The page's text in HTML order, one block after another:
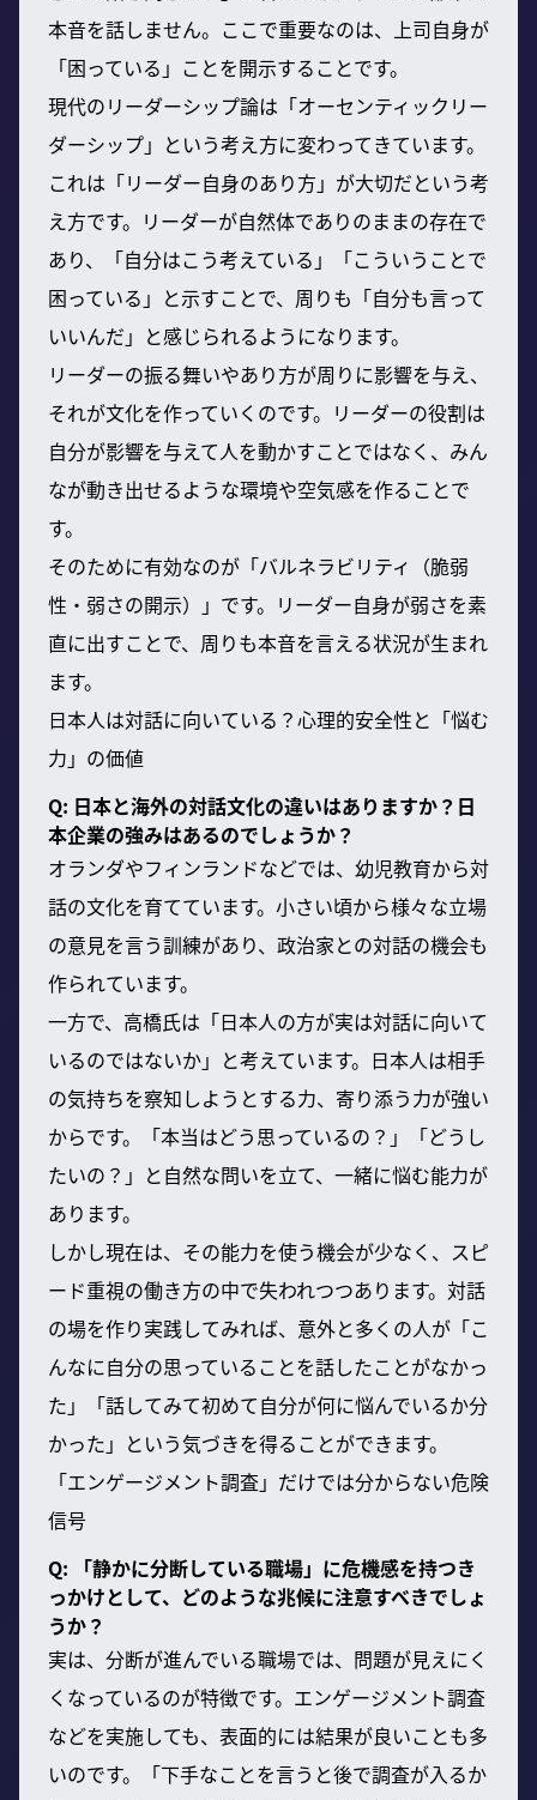
本音を話しません。ここで重要なのは、上司自身が
「困っている」ことを開示することです。
現代のリーダーシップ論は「オーセンティックリー
ダーシップ」という考え方に変わってきています。
これは「リーダー自身のあり方」が大切だという考
え方です。リーダーが自然体でありのままの存在で
あり、「自分はこう考えている」「こういうことで
困っている」と示すことで、周りも「自分も言って
いいんだ」と感じられるようになります。
リーダーの振る舞いやあり方が周りに影響を与え、
それが文化を作っていくのです。リーダーの役割は
自分が影響を与えて人を動かすことではなく、みん
なが動き出せるような環境や空気感を作ることで
す。
そのために有効なのが「バルネラビリティ（脆弱
性・弱さの開示）」です。リーダー自身が弱さを素
直に出すことで、周りも本音を言える状況が生まれ
ます。
日本人は対話に向いている？心理的安全性と「悩む
力」の価値
Q: 日本と海外の対話文化の違いはありますか？日
本企業の強みはあるのでしょうか？
オランダやフィンランドなどでは、幼児教育から対
話の文化を育てています。小さい頃から様々な立場
の意見を言う訓練があり、政治家との対話の機会も
作られています。
一方で、高橋氏は「日本人の方が実は対話に向いて
いるのではないか」と考えています。日本人は相手
の気持ちを察知しようとする力、寄り添う力が強い
からです。「本当はどう思っているの？」「どうし
たいの？」と自然な問いを立て、一緒に悩む能力が
あります。
しかし現在は、その能力を使う機会が少なく、スピ
ード重視の働き方の中で失われつつあります。対話
の場を作り実践してみれば、意外と多くの人が「こ
んなに自分の思っていることを話したことがなかっ
た」「話してみて初めて自分が何に悩んでいるか分
かった」という気づきを得ることができます。
「エンゲージメント調査」だけでは分からない危険
信号
Q: 「静かに分断している職場」に危機感を持つき
っかけとして、どのような兆候に注意すべきでしょ
うか？
実は、分断が進んでいる職場では、問題が見えにく
くなっているのが特徴です。エンゲージメント調査
などを実施しても、表面的には結果が良いことも多
いのです。「下手なことを言うと後で調査が入るか